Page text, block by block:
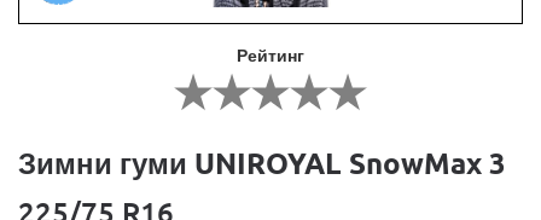
Рейтинг
Зимни гуми UNIROYAL SnowMax 3
225/75 R16